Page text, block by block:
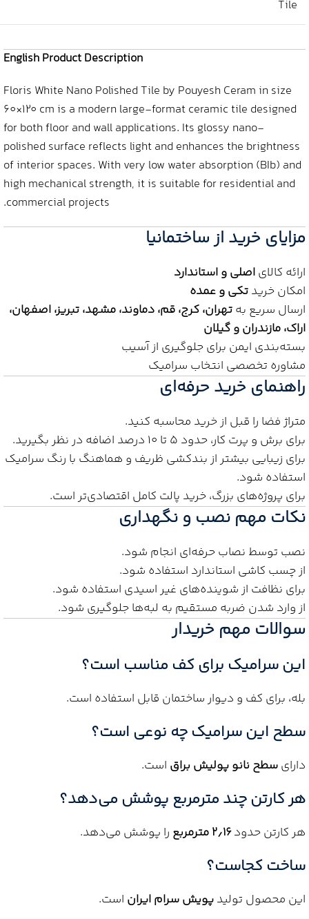
Tile
English Product Description
Floris White Nano Polished Tile by Pouyesh Ceram in size
60×120 cm is a modern large-format ceramic tile designed
for both floor and wall applications. Its glossy nano-
polished surface reflects light and enhances the brightness
of interior spaces. With very low water absorption (BIb) and
high mechanical strength, it is suitable for residential and
commercial projects.
مزایای خرید از ساختمانیا
ارائه کالایاصلی و استاندارد
امکان خریدتکی و عمده
ارسال سریع بهتهران، کرج، قم، دماوند، مشهد، تبریز، اصفهان،
اراک، مازندران و گیلان
بسته‌بندی ایمن برای جلوگیری از آسیب
مشاوره تخصصی انتخاب سرامیک
راهنمای خرید حرفه‌ای
متراژ فضا را قبل از خرید محاسبه کنید.
برای برش و پرت کار، حدود ۵ تا ۱۰ درصد اضافه در نظر بگیرید.
برای زیبایی بیشتر از بندکشی ظریف و هماهنگ با رنگ سرامیک
استفاده شود.
برای پروژه‌های بزرگ، خرید پالت کامل اقتصادی‌تر است.
نکات مهم نصب و نگهداری
نصب توسط نصاب حرفه‌ای انجام شود.
از چسب کاشی استاندارد استفاده شود.
برای نظافت از شوینده‌های غیر اسیدی استفاده شود.
از وارد شدن ضربه مستقیم به لبه‌ها جلوگیری شود.
سوالات مهم خریدار
این سرامیک برای کف مناسب است؟
بله، برای کف و دیوار ساختمان قابل استفاده است.
سطح این سرامیک چه نوعی است؟
دارایسطح نانو پولیش براق است.
هر کارتن چند مترمربع پوشش می‌دهد؟
هر کارتن حدود۲٫۱۶ مترمربع را پوشش می‌دهد.
ساخت کجاست؟
این محصول تولیدپویش سرام ایران است.